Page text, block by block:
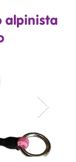
alpinista